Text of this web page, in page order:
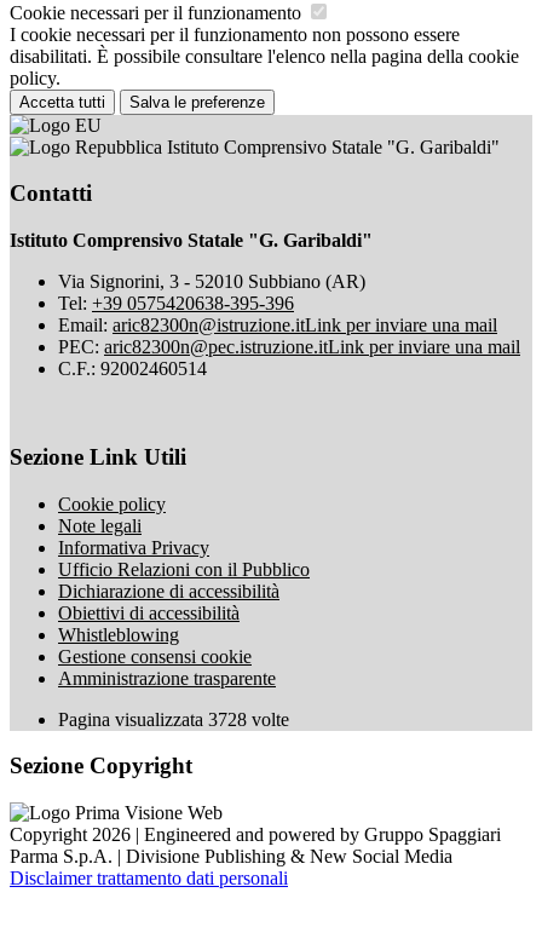
Cookie necessari per il funzionamento
I cookie necessari per il funzionamento non possono essere
disabilitati. È possibile consultare l'elenco nella pagina della cookie
policy.
Accetta tutti Salva le preferenze
Istituto Comprensivo Statale "G. Garibaldi"
Contatti
Istituto Comprensivo Statale "G. Garibaldi"
Via Signorini, 3 - 52010 Subbiano (AR)
Tel: +39 0575420638-395-396
Email: aric82300n@istruzione.itLink per inviare una mail
PEC: aric82300n@pec.istruzione.itLink per inviare una mail
C.F.: 92002460514
Sezione Link Utili
Cookie policy
Note legali
Informativa Privacy
Ufficio Relazioni con il Pubblico
Dichiarazione di accessibilità
Obiettivi di accessibilità
Whistleblowing
Gestione consensi cookie
Amministrazione trasparente
Pagina visualizzata 3728 volte
Sezione Copyright
Copyright 2026 | Engineered and powered by Gruppo Spaggiari
Parma S.p.A. | Divisione Publishing & New Social Media
Disclaimer trattamento dati personali